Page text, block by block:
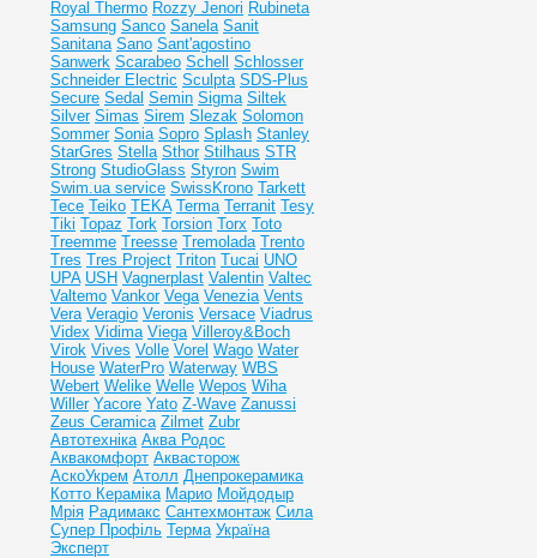
Royal Thermo Rozzy Jenori Rubineta
Samsung Sanco Sanela Sanit
Sanitana Sano Sant'agostino
Sanwerk Scarabeo Schell
Schlosser
Schneider Electric Sculpta SDS-Plus
Secure Sedal Semin Sigma Siltek
Silver Simas Sirem Slezak Solomon
Sommer Sonia Sopro Splash Stanley
StarGres Stella Sthor Stilhaus STR
Strong StudioGlass Styron Swim
Swim.ua service SwissKrono Tarkett
Tece Teiko TEKA Terma Terranit Tesy
Tiki Topaz Tork Torsion Torx Toto
Treemme Treesse Tremolada Trento
Tres Tres Project Triton Tucai UNO
UPA USH Vagnerplast Valentin Valtec
Valtemo Vankor Vega Venezia Vents
Vera Veragio Veronis Versace Viadrus
Videx Vidima Viega Villeroy&Boch
Virok Vives Volle Vorel Wago Water
House WaterPro Waterway WBS
Webert Welike Welle Wepos Wiha
Willer Yacore Yato Z-Wave Zanussi
Zeus Ceramica Zilmet Zubr
Автотехніка Аква Родос
Аквакомфорт Аквасторож
АскоУкрем Атолл Днепрокерамика
Котто Кераміка Марио Мойдодыр
Мрія Радимакс Сантехмонтаж Сила
Супер Профіль Терма Україна
Эксперт